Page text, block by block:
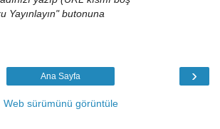
Yayınlayın" butonuna
›
Ana Sayfa
Web sürümünü görüntüle